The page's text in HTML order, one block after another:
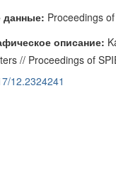
Proceedings
описание:
// Proceedings of
12.2324241